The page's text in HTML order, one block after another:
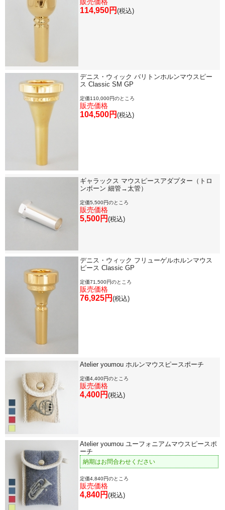
114,950円 (税込)
デニス・ウィック バリトンホルンマウスピー
ス Classic SM GP
定価110,000円のところ
販売価格
104,500円 (税込)
ギャラックス マウスピースアダプター（トロ
ンボーン 細管→太管）
定価5,500円のところ
販売価格
5,500円 (税込)
デニス・ウィック フリューゲルホルンマウス
ピース Classic GP
定価71,500円のところ
販売価格
76,925円 (税込)
Atelier youmou ホルンマウスピースポーチ
定価4,400円のところ
販売価格
4,400円 (税込)
Atelier youmou ユーフォニアムマウスピースポ
ーチ
納期はお問合わせください
定価4,840円のところ
販売価格
4,840円 (税込)